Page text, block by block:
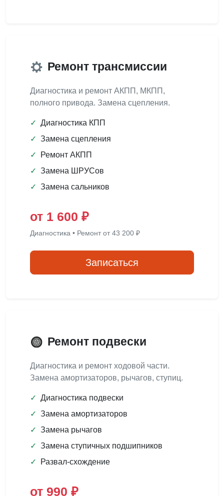
Ремонт трансмиссии
Диагностика и ремонт АКПП, МКПП,
полного привода. Замена сцепления.
✓ Диагностика КПП
✓ Замена сцепления
✓
Ремонт АКПП
✓ Замена ШРУСов
✓ Замена сальников
от 1 600 ₽
Диагностика • Ремонт от 43 200 ₽
Записаться
Ремонт подвески
Диагностика и ремонт ходовой части.
Замена амортизаторов, рычагов, ступиц.
✓ Диагностика подвески
✓ Замена амортизаторов
✓ Замена рычагов
✓ Замена ступичных подшипников
✓
Развал-схождение
от 990 ₽